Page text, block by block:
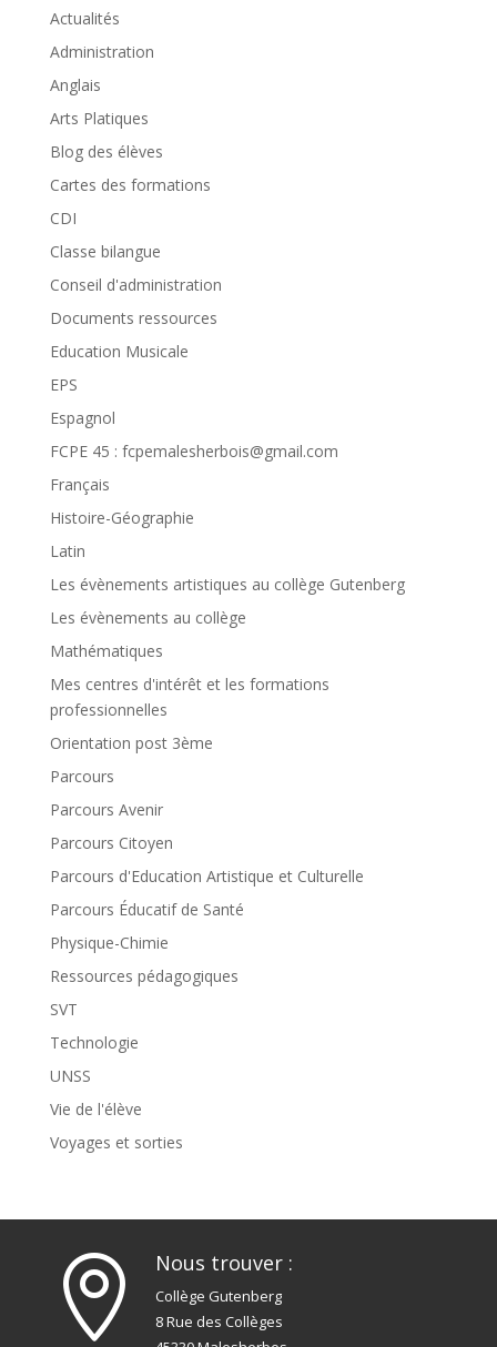
Actualités
Administration
Anglais
Arts Platiques
Blog des élèves
Cartes des formations
CDI
Classe bilangue
Conseil d'administration
Documents ressources
Education Musicale
EPS
Espagnol
FCPE 45 : fcpemalesherbois@gmail.com
Français
Histoire-Géographie
Latin
Les évènements artistiques au collège Gutenberg
Les évènements au collège
Mathématiques
Mes centres d'intérêt et les formations
professionnelles
Orientation post 3ème
Parcours
Parcours Avenir
Parcours Citoyen
Parcours d'Education Artistique et Culturelle
Parcours Éducatif de Santé
Physique-Chimie
Ressources pédagogiques
SVT
Technologie
UNSS
Vie de l'élève
Voyages et sorties
 Nous trouver :
Collège Gutenberg
8 Rue des Collèges